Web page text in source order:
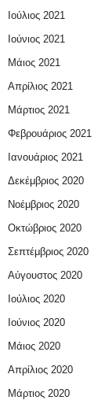
Ιούλιος 2021
Ιούνιος 2021
Μάιος 2021
Απρίλιος 2021
Μάρτιος 2021
Φεβρουάριος 2021
Ιανουάριος 2021
Δεκέμβριος 2020
Νοέμβριος 2020
Οκτώβριος 2020
Σεπτέμβριος 2020
Αύγουστος 2020
Ιούλιος 2020
Ιούνιος 2020
Μάιος 2020
Απρίλιος 2020
Μάρτιος 2020